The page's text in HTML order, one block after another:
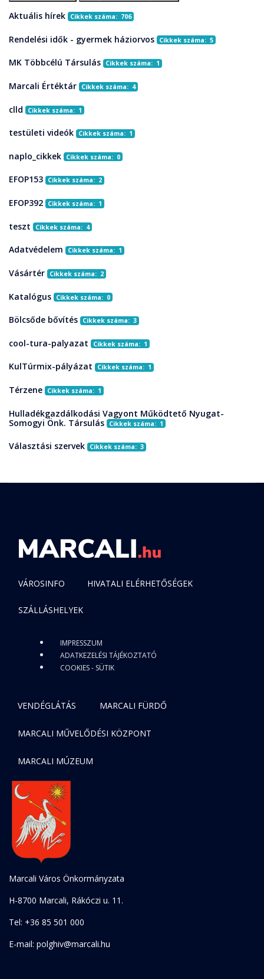
Aktuális hírek Cikkek száma: 706
Rendelési idők - gyermek háziorvos Cikkek száma: 5
MK Többcélú Társulás Cikkek száma: 1
Marcali Értéktár Cikkek száma: 4
clld Cikkek száma: 1
testületi videók Cikkek száma: 1
naplo_cikkek Cikkek száma: 0
EFOP153 Cikkek száma: 2
EFOP392 Cikkek száma: 1
teszt Cikkek száma: 4
Adatvédelem Cikkek száma: 1
Vásártér Cikkek száma: 2
Katalógus Cikkek száma: 0
Bölcsőde bővítés Cikkek száma: 3
cool-tura-palyazat Cikkek száma: 1
KulTúrmix-pályázat Cikkek száma: 1
Térzene Cikkek száma: 1
Hulladékgazdálkodási Vagyont Működtető Nyugat-
Somogyi Önk. Társulás
Cikkek száma: 1
Választási szervek Cikkek száma: 3
VÁROSINFO HIVATALI ELÉRHETŐSÉGEK
SZÁLLÁSHELYEK
IMPRESSZUM
ADATKEZELÉSI TÁJÉKOZTATÓ
COOKIES - SÜTIK
VENDÉGLÁTÁS MARCALI FÜRDŐ
MARCALI MŰVELŐDÉSI KÖZPONT
MARCALI MÚZEUM
Marcali Város Önkormányzata
H-8700 Marcali, Rákóczi u. 11.
Tel: +36 85 501 000
E-mail: polghiv@marcali.hu